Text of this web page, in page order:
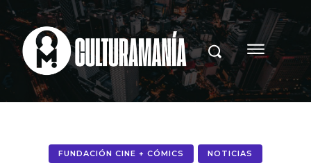
FUNDACIÓN CINE + CÓMICS NOTICIAS